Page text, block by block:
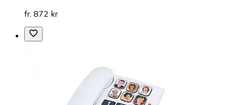
fr. 872 kr